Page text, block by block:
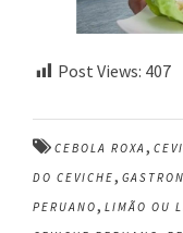
Post Views: 407
CEBOLA ROXA ,
DO CEVICHE,
PERUANO, LIMÃO OU